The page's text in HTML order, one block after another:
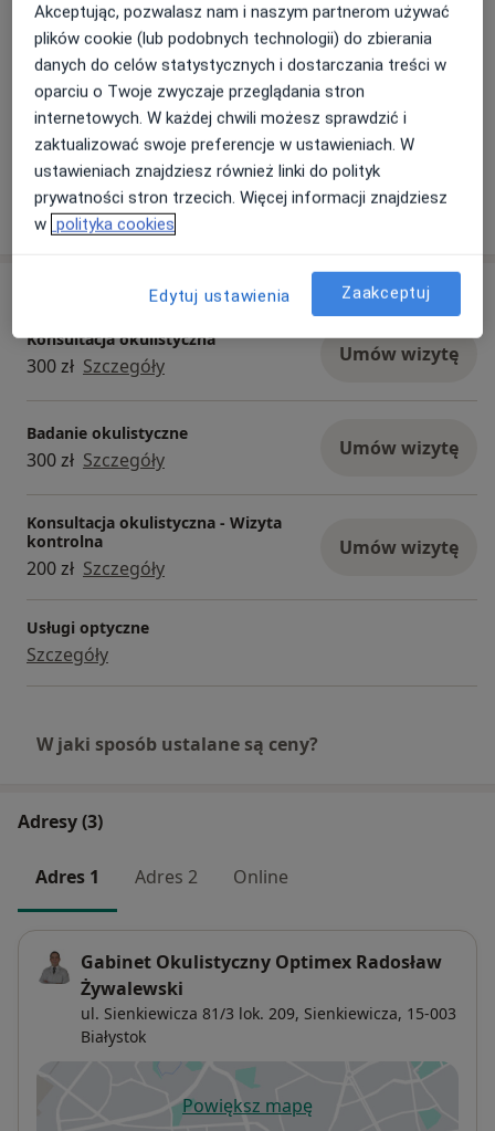
Zobacz galerię (9)
Pokaż więcej
Konsultacja okulistyczna
300 zł Szczegóły Umów wizytę
Badanie okulistyczne
300 zł Szczegóły Umów wizytę
Konsultacja okulistyczna - Wizyta
kontrolna
200 zł Szczegóły
Umów wizytę
Usługi optyczne
Szczegóły
W jaki sposób ustalane są ceny?
Adresy (3)
Adres 1 Adres 2 Online
Gabinet Okulistyczny Optimex Radosław
Żywalewski
ul. Sienkiewicza 81/3 lok. 209, Sienkiewicza, 15-003
Białystok
Powiększ mapęotwiera się w nowej karcie
Akceptując, pozwalasz nam i naszym partnerom używać
plików cookie (lub podobnych technologii) do zbierania
danych do celów statystycznych i dostarczania treści w
oparciu o Twoje zwyczaje przeglądania stron
internetowych. W każdej chwili możesz sprawdzić i
zaktualizować swoje preferencje w ustawieniach. W
ustawieniach znajdziesz również linki do polityk
prywatności stron trzecich. Więcej informacji znajdziesz
w polityka cookies
Edytuj ustawienia Zaakceptuj